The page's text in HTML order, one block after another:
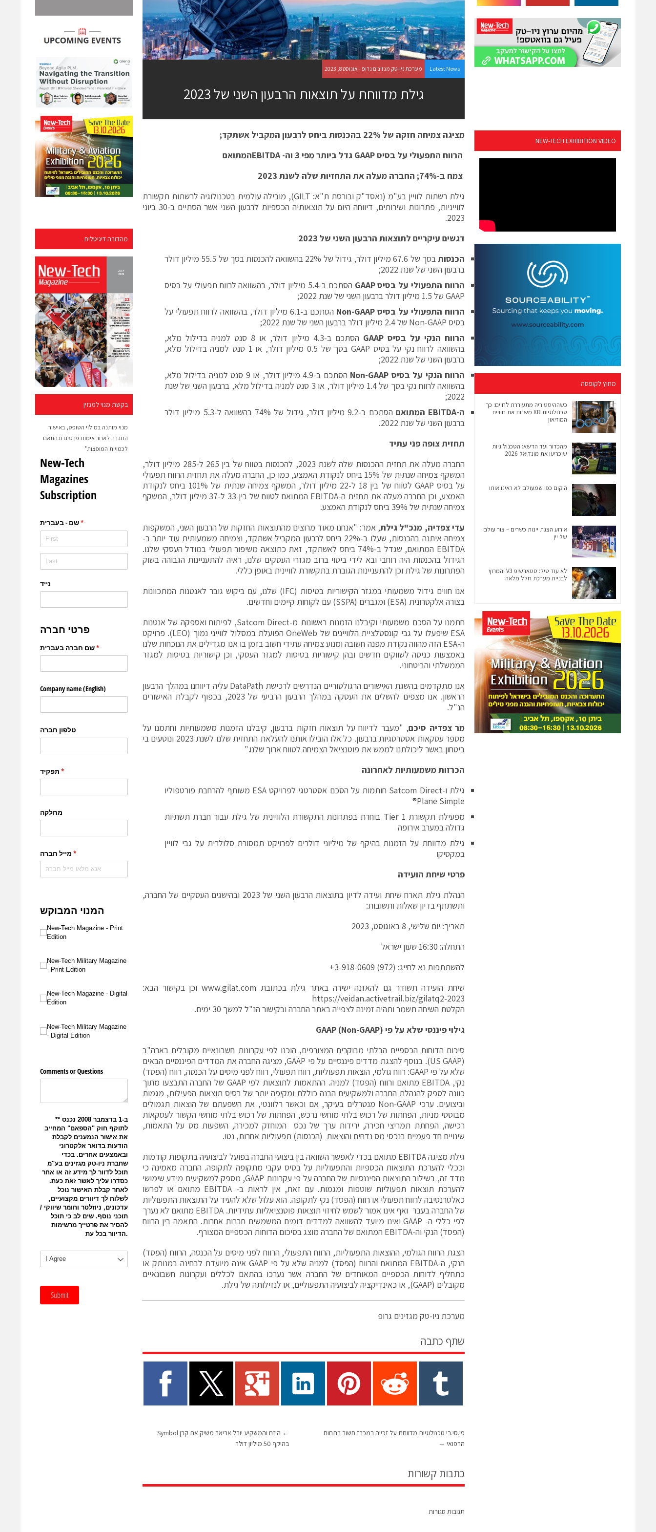
מהדורה דיגיטלית
בקשת מנוי למגזין
מנוי מותנה במילוי הטופס, באישור
החברה לאחר אימות פרטים ובהתאם
לכמויות המופצות*
Latest News מערכת ניו-טק מגזינים גרופ - אוגוסט 8, 2023
גילת מדווחת על תוצאות הרבעון השני של 2023
מציגה צמיחה חזקה של 22% בהכנסות ביחס לרבעון המקביל אשתקד;
הרווח התפעולי על בסיסGAAP גדל ביותר מפי 3 וה- EBITDAהמתואם
צמח ב-74%;
החברה מעלה את התחזיות שלה לשנת 2023
גילת רשתות לוויין בע"מ (נאסד"ק ובורסת ת"א: GILT), מובילה עולמית בטכנולוגיה לרשתות תקשורת
לווייניות, פתרונות ושירותים, דיווחה היום על תוצאותיה הכספיות לרבעון השני אשר הסתיים ב-30 ביוני
2023.
דגשים עיקריים לתוצאות הרבעון השני של 2023
הכנסות
בסך של 67.6 מיליון דולר, גידול של 22% בהשוואה להכנסות בסך של 55.5 מיליון דולר
ברבעון השני של שנת 2022;
הרווח התפעולי על בסיסGAAP
הסתכם ב-5.4 מיליון דולר, בהשוואה לרווח תפעולי על בסיס
GAAP של 1.5 מיליון דולר ברבעון השני של שנת 2022;
הרווח התפעולי על בסיס Non-GAAP
הסתכם ב-6.1 מיליון דולר, בהשוואה לרווח תפעולי על
בסיס Non-GAAP של 2.4 מיליון דולר ברבעון השני של שנת 2022;
הרווח הנקי על בסיסGAAP
הסתכם ב-4.3 מיליון דולר, או 8 סנט למניה בדילול מלא,
בהשוואה לרווח נקי על בסיס GAAP בסך של 0.5 מיליון דולר, או 1 סנט למניה בדילול מלא,
ברבעון השני של שנת 2022;
הרווח הנקי על בסיס Non-GAAP
הסתכם ב-4.9 מיליון דולר, או 9 סנט למניה בדילול מלא,
בהשוואה לרווח נקי בסך של 1.4 מיליון דולר, או 3 סנט למניה בדילול מלא, ברבעון השני של שנת
2022;
ה-EBITDA המתואם
הסתכם ב-9.2 מיליון דולר, גידול של 74% בהשוואה ל-5.3 מיליון דולר
ברבעון השני של שנת 2022.
תחזית צופה פני עתיד
החברה מעלה את תחזית ההכנסות שלה לשנת 2023, להכנסות בטווח של בין 265 ל-285 מיליון דולר,
המשקף צמיחה שנתית של 15% ביחס לנקודת האמצע, כמו כן, החברה מעלה את תחזית הרווח תפעולי
על בסיס GAAP לטווח של בין 18 ל-22 מיליון דולר, המשקף צמיחה שנתית של 101% ביחס לנקודת
האמצע, וכן החברה מעלה את תחזית ה-EBITDA המתואם לטווח של בין 33 ל-37 מיליון דולר, המשקף
צמיחה שנתית של 39% ביחס לנקודת האמצע.
עדי צפדיה, מנכ"ל גילת, אמר: "אנחנו מאוד מרוצים מהתוצאות החזקות של הרבעון השני, המשקפות
צמיחה איתנה בהכנסות, שעלו ב-22% ביחס לרבעון המקביל אשתקד, וצמיחה משמעותית עוד יותר ב-
EBITDA המתואם, שגדל ב-74% ביחס לאשתקד, זאת כתוצאה משיפור תפעולי במודל העסקי שלנו.
הגידול בהכנסות היה רוחבי ובא לידי ביטוי ברוב מגזרי העסקים שלנו, ראיה להתעניינות הגבוהה בשוק
הפתרונות של גילת וכן להתעניינות הגוברת בתקשורת לוויינית באופן כללי.
אנו חווים גידול משמעותי במגזר הקישוריות בטיסות (IFC) שלנו, עם ביקוש גובר לאנטנות המתכוונות
בצורה אלקטרונית (ESA) ומגברים (SSPA) עם לקוחות קיימים וחדשים.
חתמנו על הסכם משמעותי וקיבלנו הזמנות ראשונות מ-Satcom Direct, לפיתוח ואספקה של אנטנות
ESA שיפעלו על גבי קונסטלציית הלוויינים של OneWeb הפועלת במסלול לווייני נמוך (LEO). פרויקט
ה-ESA הזה מהווה נקודת מפנה חשובה ומנוע צמיחה עתידי חשוב בזמן בו אנו מגדילים את הנוכחות שלנו
באמצעות כניסה לשווקים חדשים ובהן קישוריות בטיסות למגזר העסקי, וכן קישוריות בטיסות למגזר
הממשלתי והביטחוני.
אנו מתקדמים בהשגת האישורים הרגולטוריים הנדרשים לרכישת DataPath עליה דיווחנו במהלך הרבעון
הראשון. אנו מצפים להשלים את העסקה במהלך הרבעון הרביעי של 2023, בכפוף לקבלת האישורים
הנ"ל.
מר צפדיה סיכם, "מעבר לדיווח על תוצאות חזקות ברבעון, קיבלנו הזמנות משמעותיות וחתמנו על
מספר עסקאות אסטרטגיות ברבעון. כל אלו הובילו אותנו להעלאת התחזית שלנו לשנת 2023 ונוטעים בי
ביטחון באשר ליכולתנו לממש את פוטנציאל הצמיחה לטווח ארוך שלנו."
הכרזות משמעותיות לאחרונה
גילת ו-Satcom Direct חותמות על הסכם אסטרטגי לפרויקט ESA משותף להרחבת פורטפוליו
Plane Simple®
מפעילת תקשורת Tier 1 בוחרת בפתרונות התקשורת הלוויינית של גילת עבור חברת תשתיות
גדולה במערב אירופה
גילת מדווחת על הזמנות בהיקף של מיליוני דולרים לפרויקט תמסורת סלולרית על גבי לוויין
במקסיקו
פרטי שיחת הועידה
הנהלת גילת תארח שיחת ועידה לדיון בתוצאות הרבעון השני של 2023 ובהישגים העסקיים של החברה,
ותשתתף בדיון שאלות ותשובות:
תאריך: יום שלישי, 8 באוגוסט, 2023
התחלה: 16:30 שעון ישראל
להשתתפות נא לחייג: (972) 3-918-0609+
שיחת הועידה תשודר גם להאזנה ישירה באתר גילת בכתובת www.gilat.com וכן בקישור הבא:
https://veidan.activetrail.biz/gilatq2-2023
הקלטת השיחה תשמר ותהיה זמינה לצפייה באתר החברה ובקישור הנ"ל למשך 30 ימים.
גילוי פיננסי שלא על פי
GAAP (Non-GAAP)
סיכום הדוחות הכספיים הבלתי מבוקרים המצורפים, הוכנו לפי עקרונות חשבונאיים מקובלים בארה"ב
(US GAAP). בנוסף להצגת מדדים פיננסיים על פי GAAP, מציגה החברה את המדדים הפיננסיים הבאים
שלא על פי GAAP: רווח גולמי, הוצאות תפעוליות, רווח תפעולי, רווח לפני מיסים על הכנסה, רווח (הפסד)
נקי, EBITDA מתואם ורווח (הפסד) למניה. ההתאמות לתוצאות לפי GAAP של החברה התבצעו מתוך
כוונה לספק להנהלת החברה ולמשקיעים הבנה כוללת ומקיפה יותר של בסיס תוצאות הפעילות, מגמות
וביצועים. ערכי Non-GAAP מנטרלים בעיקר, אם וכאשר רלוונטי, את השפעתם של הוצאות תגמולים
מבוססי מניות, הפחתות של רכוש בלתי מוחשי נרכש, הפחתות של רכוש בלתי מוחשי הקשור לעסקאות
רכישה, הפחתת תמריצי חכירה, ירידות ערך של נכס המוחזק למכירה, השפעות מס על התאמות,
שינויים חד פעמיים בנכסי מס נדחים והוצאות (הכנסות) תפעוליות אחרות, נטו.
גילת מציגה EBITDA מתואם בכדי לאפשר השוואה בין ביצועי החברה בפועל לביצועיה בתקופות קודמות
וככלי להערכת התוצאות הכספיות והתפעוליות על בסיס עקבי מתקופה לתקופה. החברה מאמינה כי
מדד זה, בשילוב התוצאות הפיננסיות של החברה על פי עקרונות GAAP, מספק למשקיעים מידע שימושי
להערכת תוצאות תפעוליות שוטפות ומגמות. עם זאת, אין לראות ב- EBITDA מתואם או לפרשו
כאלטרנטיבה לרווח תפעולי או רווח (הפסד) נקי לתקופה. הוא עלול שלא להעיד על התוצאות התפעוליות
של החברה בעבר ואף אינו אמור לשמש לחיזוי תוצאות פוטנציאליות עתידיות. EBITDA מתואם לא נערך
לפי כללי ה- GAAP ואינו מיועד להשוואה למדדים דומים המשמשים חברות אחרות. התאמה בין הרווח
(הפסד) הנקי וה-EBITDA המתואם של החברה מוצג בסיכום הדוחות הכספיים המצורף.
הצגת הרווח הגולמי, ההוצאות התפעוליות, הרווח התפעולי, הרווח לפני מיסים על הכנסה, הרווח (הפסד)
הנקי, ה-EBITDA המתואם והרווח (הפסד) למניה שלא על פי GAAP אינה מיועדת לבחינה במנותק או
כתחליף לדוחות הכספיים המאוחדים של החברה אשר נערכו בהתאם לכללים ועקרונות חשבונאיים
מקובלים (GAAP), או כאינדיקציה לביצועיה התפעוליים, או לנזילותה של גילת.
מערכת ניו-טק מגזינים גרופ
שתף כתבה
←
היזם והמשקיע יובל אריאב משיק את קרן Symbol
בהיקף 50 מיליון דולר
פי.סי.בי טכנולוגיות מדווחת על זכייה במכרז חשוב בתחום
הרפואי →
כתבות קשורות
תגובות סגורות
NEW-TECH EXHIBITION VIDEO
מחוץ לקופסה
כשההיסטוריה מתעוררת לחיים: כך
טכנולוגיות XR משנות את חוויית
המוזיאון
מהכדור ועד הדשא: הטכנולוגיות
שיכריעו את מונדיאל 2026
היקום כפי שמעולם לא ראינו אותו
אירוע הצגת יינות כשרים – צור עולם
של יין
לא עוד טיל: סטארשיפ V3 והמרוץ
לבניית מערכת חלל מלאה